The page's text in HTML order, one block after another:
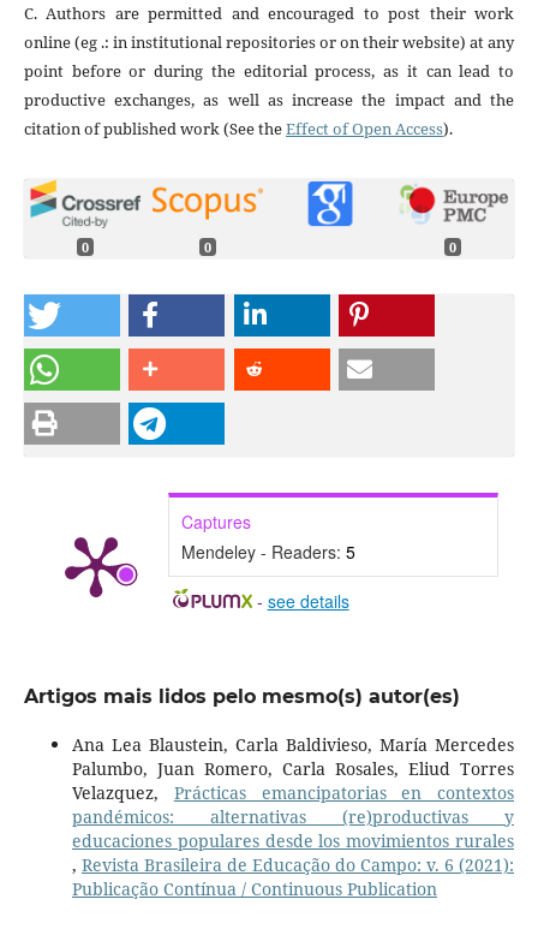
C. Authors are permitted and encouraged to post their work
online (eg .: in institutional repositories or on their website) at any
point before or during the editorial process, as it can lead to
productive exchanges, as well as increase the impact and the
citation of published work (See theEffect of Open Access).
0 0 0
Captures
Mendeley - Readers: 5
- see details
Artigos mais lidos pelo mesmo(s) autor(es)
Ana Lea Blaustein, Carla Baldivieso, María Mercedes
Palumbo, Juan Romero, Carla Rosales, Eliud Torres
Velazquez, Prácticas emancipatorias en contextos
pandémicos: alternativas (re)productivas y
educaciones populares desde los movimientos rurales
, Revista Brasileira de Educação do Campo: v. 6 (2021):
Publicação Contínua / Continuous Publication